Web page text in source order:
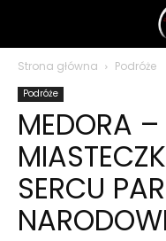
polsku
Strona główna Podróże
Podróże
MEDORA –
SERCU